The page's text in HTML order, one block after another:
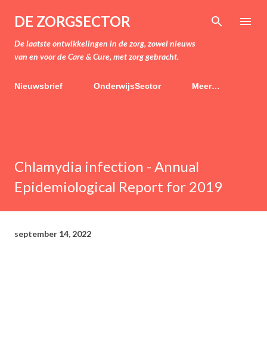
Doorgaan naar hoofdcontent
DE ZORGSECTOR
De laatste ontwikkelingen in de zorg, zowel nieuws
van en voor de Care & Cure, met zorg gebracht.
Nieuwsbrief OnderwijsSector Meer…
Chlamydia infection - Annual
Epidemiological Report for 2019
september 14, 2022